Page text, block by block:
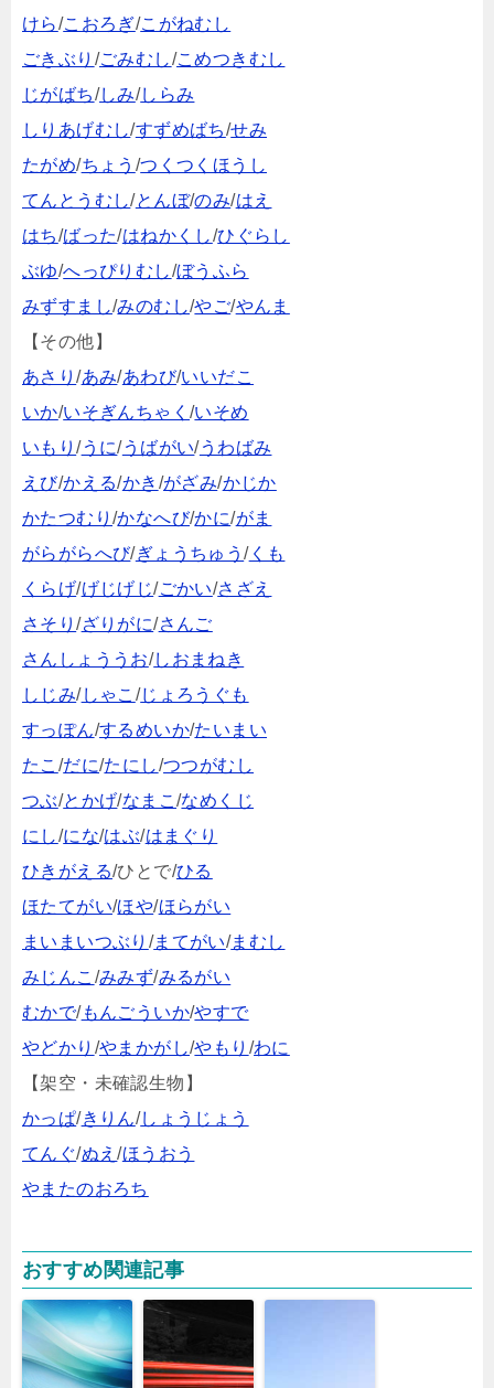
けら/こおろぎ/こがねむし
ごきぶり /ごみむし/こめつきむし
じがばち/しみ/しらみ
しりあげむし/すずめばち/せみ
たがめ/ちょう /つくつくほうし
てんとうむし/とんぼ/のみ/はえ
はち/ばった/はねかくし/ひぐらし
ぶゆ/へっぴりむし/ぼうふら
みずすまし/みのむし/やご/やんま
【その他】
あさり/あみ/あわび/いいだこ
いか/いそぎんちゃく/いそめ
いもり/うに/うばがい/うわばみ
えび/かえる/かき /がざみ/かじか
かたつむり /かなへび/かに/がま
がらがらへび/ぎょうちゅう/くも
くらげ/げじげじ/ごかい/さざえ
さそり/ざりがに/さんご
さんしょううお/しおまねき
しじみ/しゃこ /じょろうぐも
すっぽん/するめいか/たいまい
たこ /だに/たにし/つつがむし
つぶ/とかげ/なまこ/なめくじ
にし/にな/はぶ/はまぐり
ひきがえる/ひとで/ひる
ほたてがい/ほや/ほらがい
まいまいつぶり /まてがい/まむし
みじんこ /みみず/みるがい
むかで/もんごういか/やすで
やどかり /やまかがし/やもり /わに
【架空・未確認生物】
かっぱ/きりん/しょうじょう
てんぐ/ぬえ/ほうおう
やまたのおろち
おすすめ関連記事